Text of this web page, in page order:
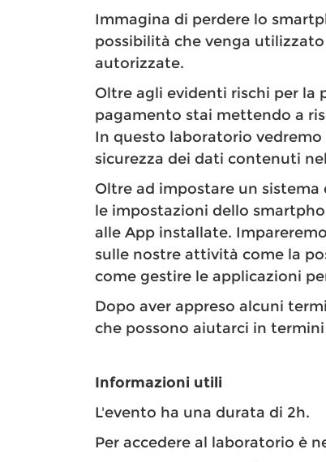
Immagina di perdere lo
possibilità che venga
autorizzate.
Oltre agli evidenti rischi per la
pagamento stai mettendo a
In questo laboratorio
sicurezza dei dati contenuti
Oltre ad impostare un sistema
le impostazioni dello
alle App installate.
sulle nostre attività come la
come gestire le applicazioni
Dopo aver appreso alcuni
che possono aiutarci in
Informazioni utili
L'evento ha una durata di 2h.
Per accedere al laboratorio è